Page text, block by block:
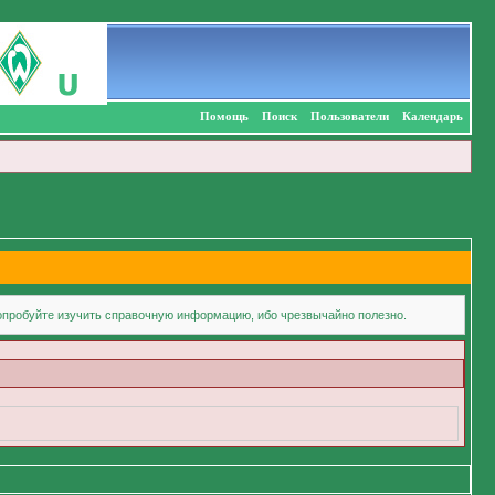
Помощь Поиск Пользователи Календарь
изучить справочную информацию, ибо чрезвычайно полезно.